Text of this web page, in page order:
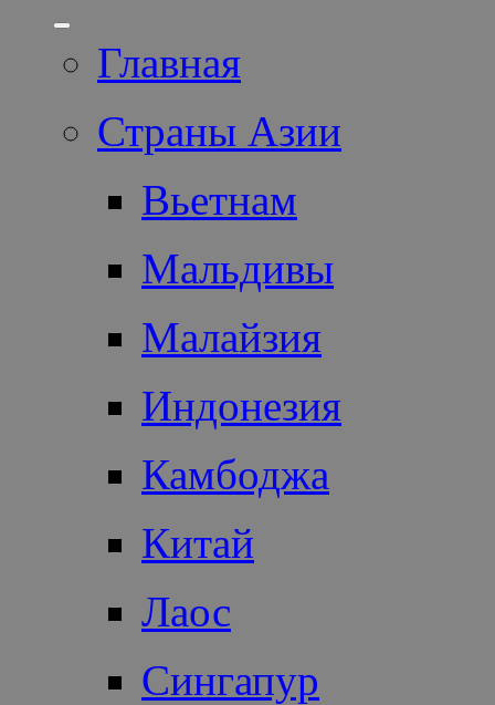
Главная
Страны Азии
Вьетнам
Мальдивы
Малайзия
Индонезия
Камбоджа
Китай
Лаос
Сингапур